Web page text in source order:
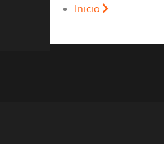
Inicio